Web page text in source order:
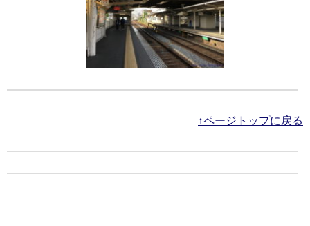
↑ページトップに戻る